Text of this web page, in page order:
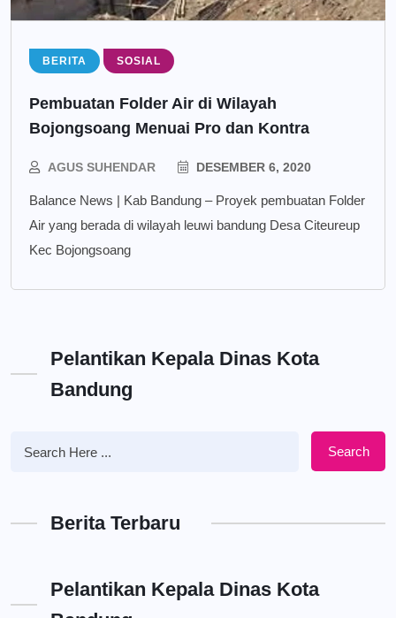
BERITA SOSIAL
Pembuatan Folder Air di Wilayah
Bojongsoang Menuai Pro dan Kontra
AGUS SUHENDAR DESEMBER 6, 2020
Balance News | Kab Bandung – Proyek pembuatan Folder
Air yang berada di wilayah leuwi bandung Desa Citeureup
Kec Bojongsoang
Pelantikan Kepala Dinas Kota
Bandung
Search
Berita Terbaru
Pelantikan Kepala Dinas Kota